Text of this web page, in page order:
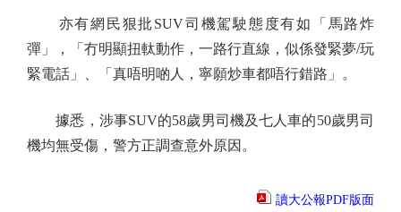
亦有網民狠批SUV司機駕駛態度有如「馬路炸
彈」，「冇明顯扭軚動作，一路行直線，似係發緊夢/玩
緊電話」、「真唔明啲人，寧願炒車都唔行錯路」。
據悉，涉事SUV的58歲男司機及七人車的50歲男司
機均無受傷，警方正調查意外原因。
讀大公報PDF版面